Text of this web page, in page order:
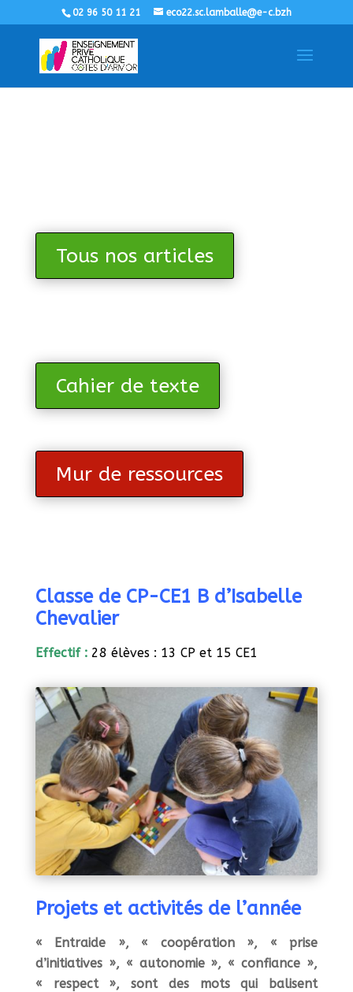
02 96 50 11 21 eco22.sc.lamballe@e-c.bzh
Tous nos articles
Cahier de texte
Mur de ressources
Classe de CP-CE1 Bd’Isabelle
Chevalier
Effectif :28 élèves : 13 CP et 15 CE1
Projets et activités de l’année
« Entraide », « coopération », « prise
d’initiatives », « autonomie », « confiance »,
« respect », sont des mots qui balisent